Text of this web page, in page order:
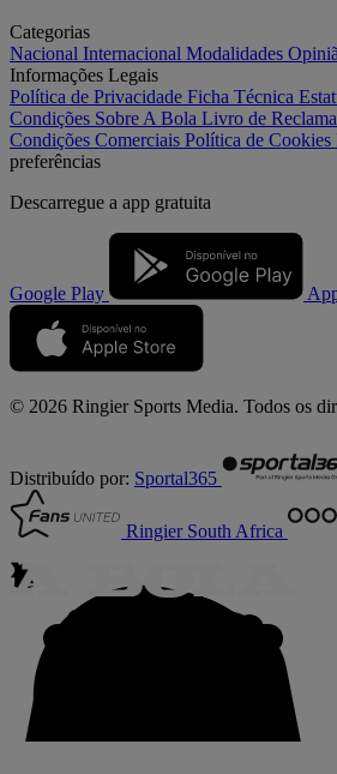
Categorias
Nacional Internacional Modalidades
Informações Legais
Política de Privacidade Ficha Técnica
Condições Sobre A Bola Livro de
Condições Comerciais Política de Cookies
preferências
Descarregue a app gratuita
Google Play
© 2026 Ringier Sports Media. Todos os
Distribuído por: Sportal365
Ringier South Africa